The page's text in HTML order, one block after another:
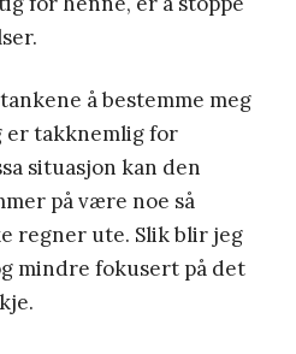
å bestemme meg
er takknemlig for
situasjon kan den
på være noe så
regner ute. Slik blir jeg
mindre fokusert på det